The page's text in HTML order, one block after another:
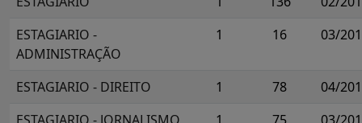
ESTAGIARIO -
ADMINISTRAÇÃO
1 16 03/
ESTAGIARIO - DIREITO 1 78
04/